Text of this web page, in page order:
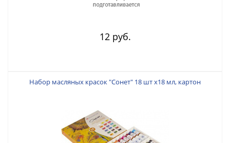
12 руб.
Набор масляных красок "Сонет" 18 шт х18 мл, картон